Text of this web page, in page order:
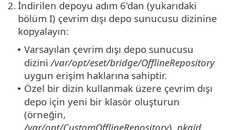
2. İndirilen depoyu adım 6'dan (yukarıdaki
bölüm I) çevrim dışı depo sunucusu dizinine
kopyalayın:
• Varsayılan çevrim dışı depo sunucusu
dizini /var/opt/eset/bridge/OfflineRepository
uygun erişim haklarına sahiptir.
• Özel bir dizin kullanmak üzere çevrim dışı
depo için yeni bir klasör oluşturun
(örneğin,
/var/opt/CustomOfflineRepository). pkgid